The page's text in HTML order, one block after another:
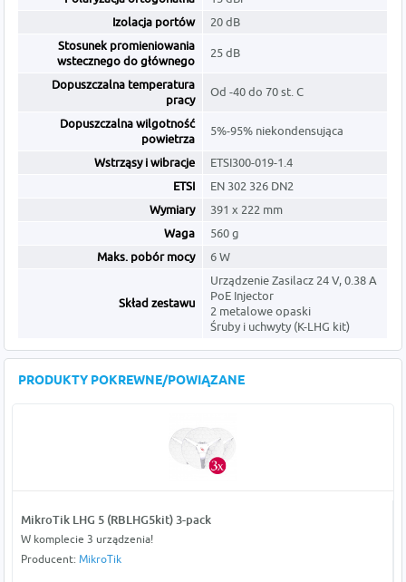
Izolacja portów
20 dB
Stosunek promieniowania
wstecznego do głównego
25 dB
Dopuszczalna temperatura
pracy
Od -40 do 70 st. C
Dopuszczalna wilgotność
powietrza
5%-95% niekondensująca
Wstrząsy i wibracje
ETSI300-019-1.4
ETSI
EN 302 326 DN2
Wymiary
391 x 222 mm
Waga
560 g
Maks. pobór mocy
6 W
Skład zestawu
Urządzenie Zasilacz 24 V, 0.38 A
PoE Injector
2 metalowe opaski
Śruby i uchwyty (K-LHG kit)
PRODUKTY POKREWNE/POWIĄZANE
MikroTik LHG 5 (RBLHG5kit) 3-pack
W komplecie 3 urządzenia!
Producent: MikroTik